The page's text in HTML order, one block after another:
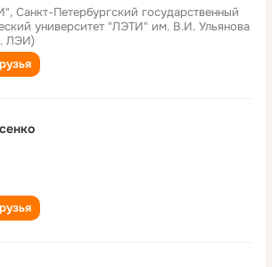
Санкт-Петербургский государственный
университет "ЛЭТИ" им. В.И. Ульянова
ЛЭИ)